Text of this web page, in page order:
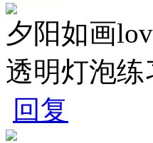
夕阳如画
透明灯泡练
回复